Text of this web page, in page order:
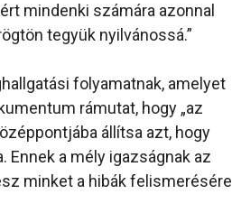
mindenki számára azonnal
tegyük nyilvánossá.”
folyamatnak, amelyet
rámutat, hogy „az
állítsa azt, hogy
Ennek a mély igazságnak az
minket a hibák felismerésére